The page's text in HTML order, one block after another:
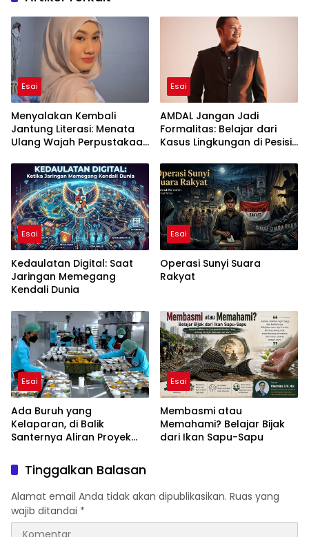
Esai
Menyalakan Kembali
Jantung Literasi: Menata
Ulang Wajah Perpustakaan
Esai
AMDAL Jangan Jadi
Formalitas: Belajar dari
Kasus Lingkungan di Pesisir
Esai
Kedaulatan Digital: Saat
Jaringan Memegang
Kendali Dunia
Esai
Operasi Sunyi Suara
Rakyat
Esai
Ada Buruh yang
Kelaparan, di Balik
Santernya Aliran Proyek
Esai
Membasmi atau
Memahami? Belajar Bijak
dari Ikan Sapu-Sapu
Tinggalkan Balasan
Alamat email Anda tidak akan dipublikasikan. Ruas yang
wajib ditandai *